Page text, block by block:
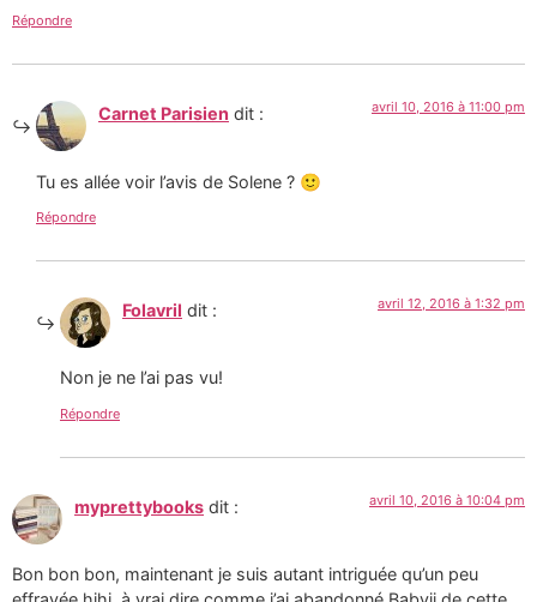
Répondre
Carnet Parisien dit : avril 10, 2016 à 11:00 pm
Tu es allée voir l’avis de Solene ? 🙂
Répondre
Folavril dit : avril 12, 2016 à 1:32 pm
Non je ne l’ai pas vu!
Répondre
myprettybooks dit : avril 10, 2016 à 10:04 pm
Bon bon bon, maintenant je suis autant intriguée qu’un peu